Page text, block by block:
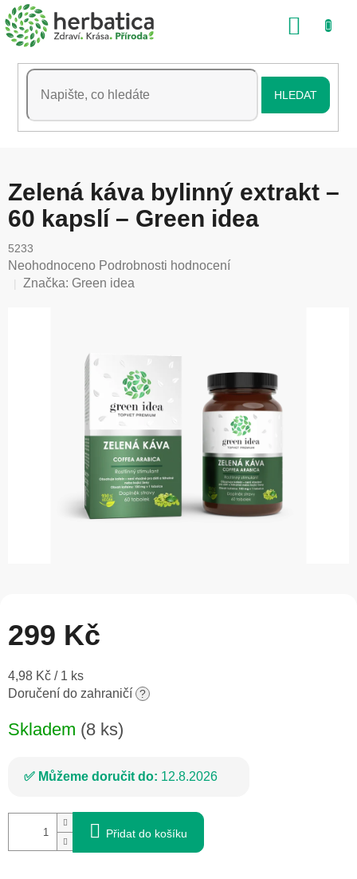
Přejít
na
obsah
HLEDAT
Zelená káva bylinný extrakt –
60 kapslí – Green idea
5233
Průměrné
hodnocení
Neohodnoceno Podrobnosti hodnocení
Značka: Green idea
299 Kč
Měrná
cena:
4,98 Kč / 1 ks
Doručení do zahraničí ?
Skladem (8 ks)
Můžeme doručit do: 12.8.2026
Přidat do košíku